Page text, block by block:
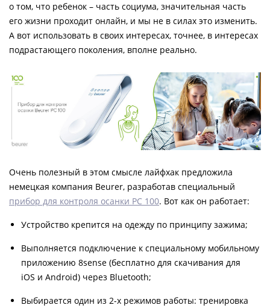
о том, что ребенок – часть социума, значительная часть
его жизни проходит онлайн, и мы не в силах это изменить.
А вот использовать в своих интересах, точнее, в интересах
подрастающего поколения, вполне реально.
Очень полезный в этом смысле лайфхак предложила
немецкая компания Beurer, разработав специальный
прибор для контроля осанки РС 100. Вот как он работает:
Устройство крепится на одежду по принципу зажима;
Выполняется подключение к специальному мобильному
приложению 8sense (бесплатно для скачивания для
iOS и Android) через Bluetooth;
Выбирается один из 2-х режимов работы: тренировка